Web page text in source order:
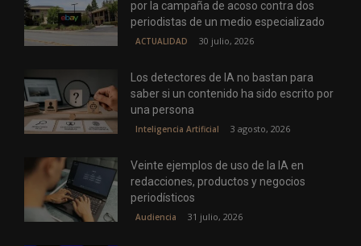
por la campaña de acoso contra dos
periodistas de un medio especializado
ACTUALIDAD 30 julio, 2026
Los detectores de IA no bastan para
saber si un contenido ha sido escrito por
una persona
Inteligencia Artificial 3 agosto, 2026
Veinte ejemplos de uso de la IA en
redacciones, productos y negocios
periodísticos
Audiencia 31 julio, 2026